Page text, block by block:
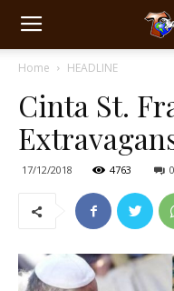
Home HEADLINE
Cinta St.
17/12/2018 4763 0